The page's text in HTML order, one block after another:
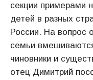
секции примерами
детей в разных
России. На вопрос
семьи
чиновники и
отец Димитрий